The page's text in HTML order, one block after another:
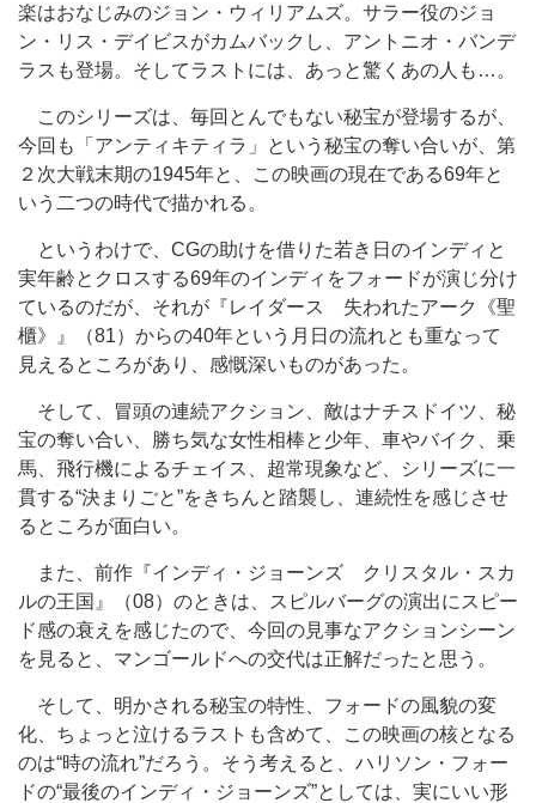
楽はおなじみのジョン・ウィリアムズ。サラー役のジョ
ン・リス・デイビスがカムバックし、アントニオ・バンデ
ラスも登場。そしてラストには、あっと驚くあの人も…。
このシリーズは、毎回とんでもない秘宝が登場するが、
今回も「アンティキティラ」という秘宝の奪い合いが、第
２次大戦末期の1945年と、この映画の現在である69年と
いう二つの時代で描かれる。
というわけで、CGの助けを借りた若き日のインディと
実年齢とクロスする69年のインディをフォードが演じ分け
ているのだが、それが『レイダース 失われたアーク《聖
櫃》』（81）からの40年という月日の流れとも重なって
見えるところがあり、感慨深いものがあった。
そして、冒頭の連続アクション、敵はナチスドイツ、秘
宝の奪い合い、勝ち気な女性相棒と少年、車やバイク、乗
馬、飛行機によるチェイス、超常現象など、シリーズに一
貫する“決まりごと”をきちんと踏襲し、連続性を感じさせ
るところが面白い。
また、前作『インディ・ジョーンズ クリスタル・スカ
ルの王国』（08）のときは、スピルバーグの演出にスピー
ド感の衰えを感じたので、今回の見事なアクションシーン
を見ると、マンゴールドへの交代は正解だったと思う。
そして、明かされる秘宝の特性、フォードの風貌の変
化、ちょっと泣けるラストも含めて、この映画の核となる
のは“時の流れ”だろう。そう考えると、ハリソン・フォー
ドの“最後のインディ・ジョーンズ”としては、実にいい形